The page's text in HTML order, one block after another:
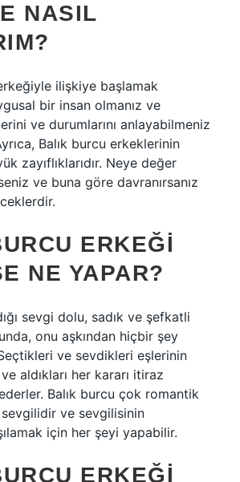
NASIL
ilişkiye başlamak
bir insan olmanız ve
ve durumlarını anlayabilmeniz
Balık burcu erkeklerinin
zayıflıklarıdır. Neye değer
ve buna göre davranırsanız
ERKEĞI
NE YAPAR?
sevgi dolu, sadık ve şefkatli
onu aşkından hiçbir şey
ve sevdikleri eşlerinin
aldıkları her kararı itiraz
Balık burcu çok romantik
ve sevgilisinin
için her şeyi yapabilir.
ERKEĞI